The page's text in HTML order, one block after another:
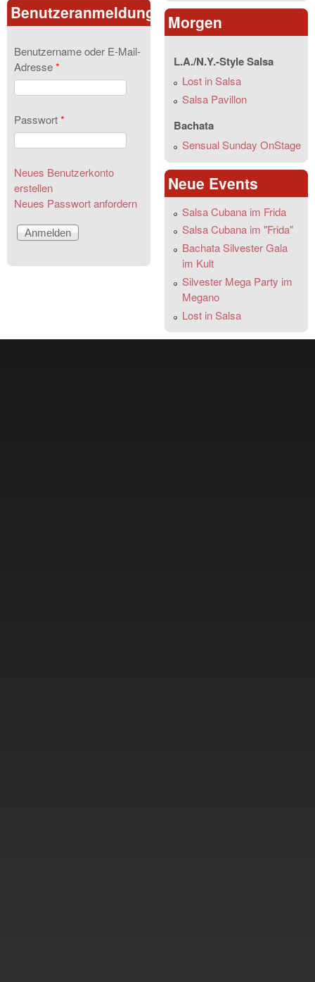
Benutzeranmeldung
Benutzername oder E-Mail-
Adresse*
Passwort*
Neues Benutzerkonto
erstellen
Neues Passwort anfordern
Morgen
L.A./N.Y.-Style Salsa
Lost in Salsa
Salsa Pavillon
Bachata
Sensual Sunday OnStage
Neue Events
Salsa Cubana im Frida
Salsa Cubana im "Frida"
Bachata Silvester Gala
im Kult
Silvester Mega Party im
Megano
Lost in Salsa